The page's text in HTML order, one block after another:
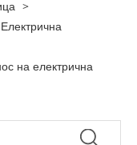
>
на електрична